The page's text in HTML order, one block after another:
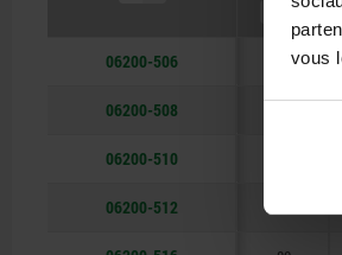
vous
06200-506
06200-508
06200-510
06200-512